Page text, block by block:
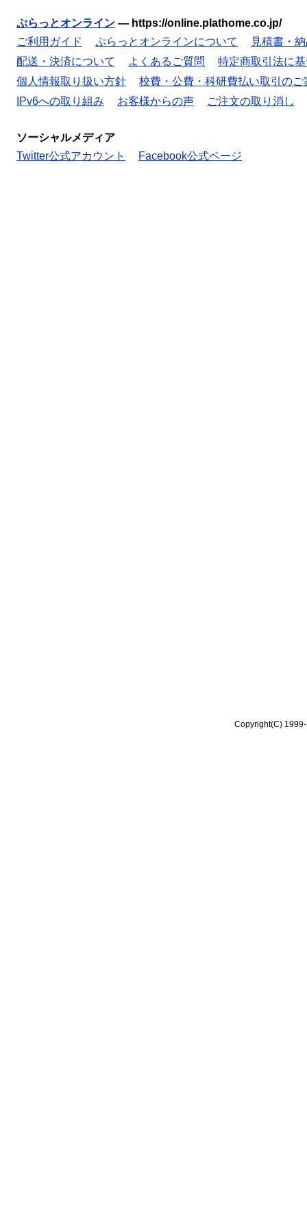
ぷらっとオンライン — https://online.plathome.co.jp/
ご利用ガイド
ぷらっとオンラインについて
見積書・
配送・決済について
よくあるご質問
特定商取引法に
個人情報取り扱い方針
校費・公費・科研費払い取引のご
IPv6への取り組み
お客様からの声 ご注文の取り消し
ソーシャルメディア
Twitter公式アカウント
Facebook公式ページ
Copyright(C)